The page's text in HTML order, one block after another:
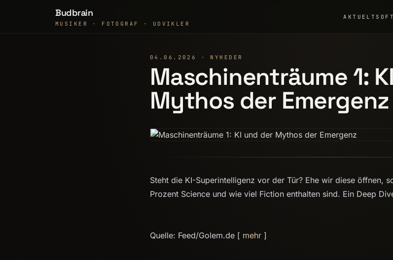
Budbrain
MUSIKER · FOTOGRAF · UDVIKLER
AKTUELT
04.06.2026 · NYHEDER
Maschinenträume 1:
Mythos der Emergenz
Steht die KI-Superintelligenz vor der Tür? Ehe wir diese öffnen,
Prozent Science und wie viel Fiction enthalten sind. Ein Deep
Quelle: Feed/Golem.de [ mehr ]